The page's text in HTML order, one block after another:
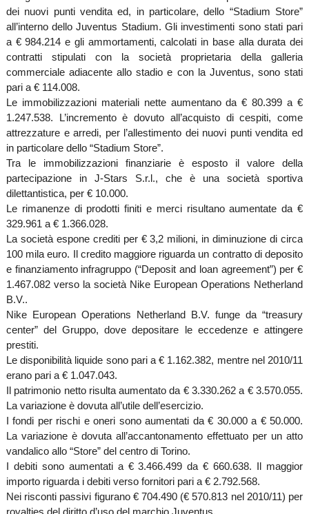
dei nuovi punti vendita ed, in particolare, dello “Stadium Store”
all’interno dello Juventus Stadium. Gli investimenti sono stati pari
a € 984.214 e gli ammortamenti, calcolati in base alla durata dei
contratti stipulati con la società proprietaria della galleria
commerciale adiacente allo stadio e con la Juventus, sono stati
pari a € 114.008.
Le immobilizzazioni materiali nette aumentano da € 80.399 a €
1.247.538. L’incremento è dovuto all’acquisto di cespiti, come
attrezzature e arredi, per l’allestimento dei nuovi punti vendita ed
in particolare dello “Stadium Store”.
Tra le immobilizzazioni finanziarie è esposto il valore della
partecipazione in J-Stars S.r.l., che è una società sportiva
dilettantistica, per € 10.000.
Le rimanenze di prodotti finiti e merci risultano aumentate da €
329.961 a € 1.366.028.
La società espone crediti per € 3,2 milioni, in diminuzione di circa
100 mila euro. Il credito maggiore riguarda un contratto di deposito
e finanziamento infragruppo (“Deposit and loan agreement”) per €
1.467.082 verso la società Nike European Operations Netherland
B.V..
Nike European Operations Netherland B.V. funge da “treasury
center” del Gruppo, dove depositare le eccedenze e attingere
prestiti.
Le disponibilità liquide sono pari a € 1.162.382, mentre nel 2010/11
erano pari a € 1.047.043.
Il patrimonio netto risulta aumentato da € 3.330.262 a € 3.570.055.
La variazione è dovuta all’utile dell’esercizio.
I fondi per rischi e oneri sono aumentati da € 30.000 a € 50.000.
La variazione è dovuta all’accantonamento effettuato per un atto
vandalico allo “Store” del centro di Torino.
I debiti sono aumentati a € 3.466.499 da € 660.638. Il maggior
importo riguarda i debiti verso fornitori pari a € 2.792.568.
Nei risconti passivi figurano € 704.490 (€ 570.813 nel 2010/11) per